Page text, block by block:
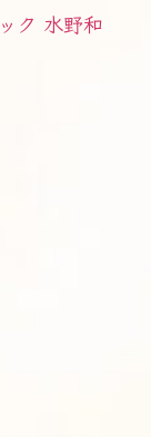
ク 水野和